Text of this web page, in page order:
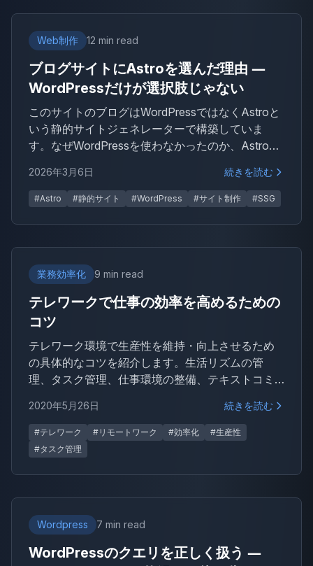
Web制作 12 min read
ブログサイトにAstroを選んだ理由 ―
WordPressだけが選択肢じゃない
このサイトのブログはWordPressではなくAstroと
いう静的サイトジェネレーターで構築していま
す。なぜWordPressを使わなかったのか、Astroと
に運用している立場からまとめました。
2026年3月6日 続きを読む
#Astro #静的サイト #WordPress #サイト制作 #SSG
業務効率化 9 min read
テレワークで仕事の効率を高めるための
コツ
テレワーク環境で生産性を維持・向上させるため
の具体的なコツを紹介します。生活リズムの管
理、タスク管理、仕事環境の整備、テキストコミ
をまとめました。
2020年5月26日 続きを読む
#テレワーク #リモートワーク #効率化
#生産性
#タスク管理
Wordpress 7 min read
WordPressのクエリを正しく扱う ―